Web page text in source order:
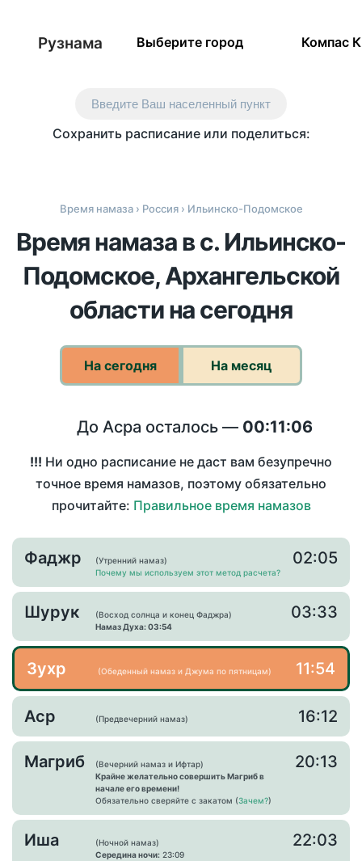
Рузнама Выберите город Компас
Введите Ваш населенный пункт
Сохранить расписание или поделиться:
Время намаза› Россия› Ильинско-Подомское
Время намаза в с. Ильинско-
Подомское, Архангельской
области на сегодня
На сегодня На месяц
До Асра осталось — 00:11:06
!!! Ни одно расписание не даст вам безупречно
точное время намазов, поэтому обязательно
прочитайте: Правильное время намазов
Фаджр
(Утренний намаз)
Почему мы используем этот метод расчета?
02:05
Шурук
(Восход солнца и конец Фаджра)
Намаз Духа: 03:54
03:33
Зухр (Обеденный намаз и Джума по пятницам) 11:54
Аср (Предвечерний намаз) 16:12
Магриб
(Вечерний намаз и Ифтар)
Крайне желательно совершить Магриб в
начале его времени!
Обязательно сверяйте с закатом (Зачем?)
20:13
Иша
(Ночной намаз)
Середина ночи: 23:09
22:03